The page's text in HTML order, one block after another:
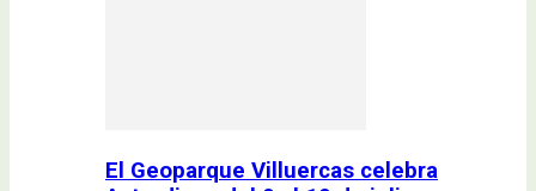
El Geoparque Villuercas celebra